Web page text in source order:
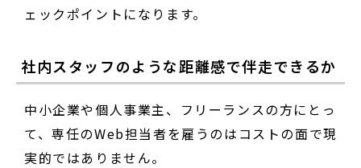
ェックポイントになります。
社内スタッフのような距離感で伴走できるか
中小企業や個人事業主、フリーランスの方にとっ
て、専任のWeb担当者を雇うのはコストの面で現
実的ではありません。